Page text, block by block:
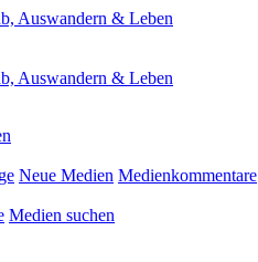
Neue Medien Medienkommentare
Medien suchen